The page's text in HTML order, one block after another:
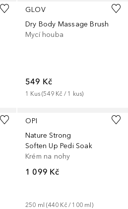
GLOV
Dry Body Massage Brush
Mycí houba
549 Kč
1 Kus (549 Kč / 1 kus)
OPI
Nature Strong
Soften Up Pedi Soak
Krém na nohy
1 099 Kč
250 ml (440 Kč / 100 ml)